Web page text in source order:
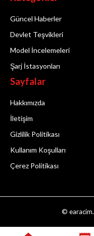
Güncel Haberler
Devlet Teşvikleri
Model İncelemeleri
Şarj İstasyonları
Sayfalar
Hakkımızda
İletişim
Gizlilik Politikası
Kullanım Koşulları
Çerez Politikası
©